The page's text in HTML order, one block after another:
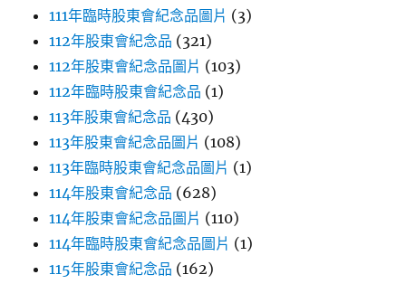
111年臨時股東會紀念品圖片 (3)
112年股東會紀念品 (321)
112年股東會紀念品圖片 (103)
112年臨時股東會紀念品 (1)
113年股東會紀念品 (430)
113年股東會紀念品圖片 (108)
113年臨時股東會紀念品圖片 (1)
114年股東會紀念品 (628)
114年股東會紀念品圖片 (110)
114年臨時股東會紀念品圖片 (1)
115年股東會紀念品 (162)